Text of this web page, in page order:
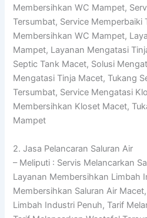
Membersihkan WC Mampet,
Tersumbat, Service Memperbaiki
Membersihkan WC Mampet,
Mampet, Layanan Mengatasi
Septic Tank Macet, Solusi
Mengatasi Tinja Macet, Tukang
Tersumbat, Service Mengatasi
Membersihkan Kloset Macet,
Mampet
2. Jasa Pelancaran Saluran Air
– Meliputi : Servis Melancarkan
Layanan Membersihkan Limbah
Membersihkan Saluran Air
Limbah Industri Penuh, Tarif